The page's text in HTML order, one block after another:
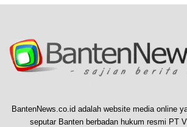
BantenNews.co.id adalah website media online
seputar Banten berbadan hukum resmi PT